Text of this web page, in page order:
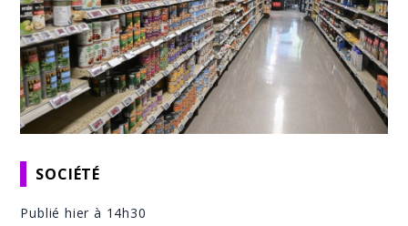
SOCIÉTÉ
Publié hier à 14h30